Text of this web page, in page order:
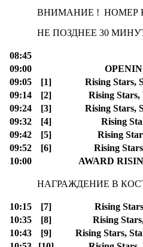
ВНИМАНИЕ ! НОМЕР
НЕ ПОЗДНЕЕ 30
08:45
09:00
09:05
[1]
Rising Stars,
09:14
[2]
Rising
09:24
[3]
Rising Stars,
09:32
[4]
Rising
09:42
[5]
Rising
09:52
[6]
Rising
10:00
AWARD
НАГРАЖДЕНИЕ В
10:15 [7]
Rising
10:35
[8]
Rising
10:43
[9]
Rising Stars,